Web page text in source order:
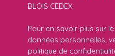
BLOIS CEDEX.
Pour en savoir plus sur
données personnelles,
politique de